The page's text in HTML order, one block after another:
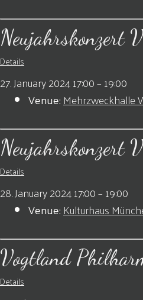
Neujahrskonzert
Details
27. January 2024 17:00–19:00
Venue:Mehrzweckhalle
Neujahrskonzert
Details
28. January 2024 17:00–19:00
Venue:Kulturhaus
Vogtland
Details